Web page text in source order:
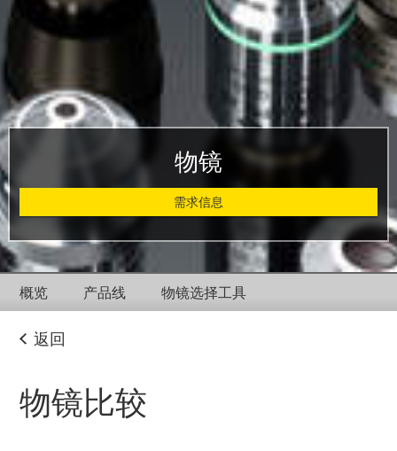
物镜
需求信息
概览 产品线 物镜选择工具
返回
物镜比较